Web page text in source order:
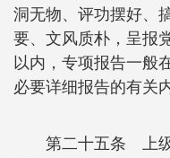
洞无物、评功摆好、
要、文风质朴，呈报
以内，专项报告一般
必要详细报告的有关
第二十五条 上